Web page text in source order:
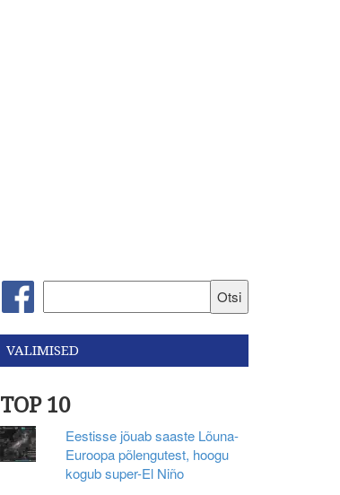
VALIMISED
TOP 10
Eestisse jõuab saaste Lõuna-
Euroopa põlengutest, hoogu
kogub super-El Niño